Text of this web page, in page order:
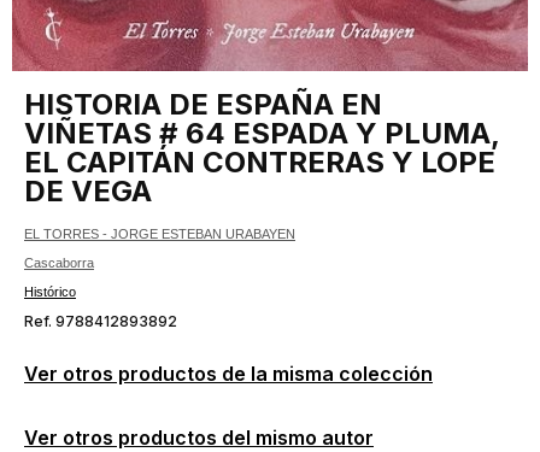
HISTORIA DE ESPAÑA EN
VIÑETAS # 64 ESPADA Y PLUMA,
EL CAPITÁN CONTRERAS Y LOPE
DE VEGA
EL TORRES - JORGE ESTEBAN URABAYEN
Cascaborra
Histórico
Ref. 9788412893892
Ver otros productos de la misma colección
Ver otros productos del mismo autor